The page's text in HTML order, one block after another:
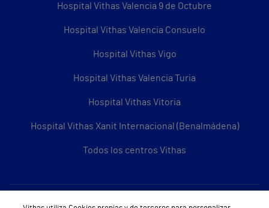
Hospital Vithas Valencia 9 de Octubre
Hospital Vithas Valencia Consuelo
Hospital Vithas Vigo
Hospital Vithas Valencia Turia
Hospital Vithas Vitoria
Hospital Vithas Xanit Internacional (Benalmádena)
Todos los centros Vithas
Sobre Vithas